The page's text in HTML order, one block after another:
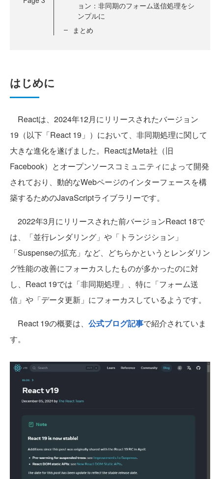
ョン：非同期のフォーム送信処理をシ
ンプルに
まとめ
はじめに
Reactは、2024年12月にリリースされたバージョン
19（以下「React 19」）において、非同期処理に関して
大きな進化を遂げました。ReactはMeta社（旧
Facebook）とオープンソースコミュニティによって開発
されており、動的なWebページのインターフェースを構
築するためのJavaScriptライブラリーです。
2022年3月にリリースされた前バージョンReact 18で
は、「並行レンダリング」や「トランジション」
「Suspenseの拡充」など、どちらかというとレンダリン
グ性能の改善にフォーカスしたものが多かったのに対
し、React 19では「非同期処理」、特に「フォーム送
信」や「データ更新」にフォーカスしているようです。
React 19の概要は、 公式ブログ記事で紹介されていま
す。